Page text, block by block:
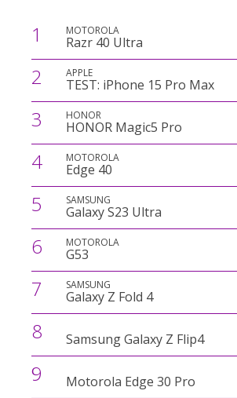
1 MOTOROLA
Razr 40 Ultra
2 APPLE
TEST: iPhone 15 Pro Max
3 HONOR
HONOR Magic5 Pro
4 MOTOROLA
Edge 40
5 SAMSUNG
Galaxy S23 Ultra
6 MOTOROLA
G53
7 SAMSUNG
Galaxy Z Fold 4
8 Samsung Galaxy Z Flip4
9 Motorola Edge 30 Pro